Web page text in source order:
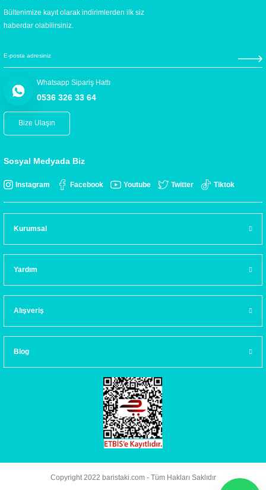
Bültenimize kayıt olarak indirimlerden ilk siz
haberdar olabilirsiniz.
Whatsapp Sipariş Hattı
0536 326 33 64
Bize Ulaşın
Sosyal Medyada Biz
Instagram Facebook Youtube Twitter Tiktok
Kurumsal
Yardım
Alışveriş
Blog
Copyright 2022 baristaki.com - Tüm Hakları Saklıdır